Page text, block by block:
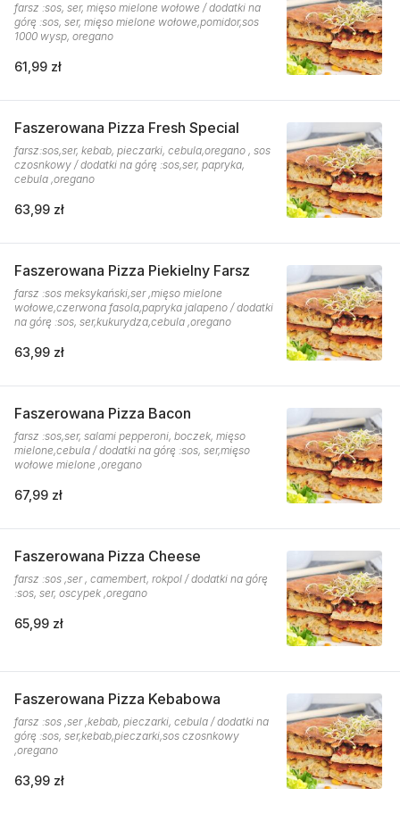
farsz :sos, ser, mięso mielone wołowe / dodatki na
górę :sos, ser, mięso mielone wołowe,pomidor,sos
1000 wysp, oregano
61,99 zł
Faszerowana Pizza Fresh Special
farsz:sos,ser, kebab, pieczarki, cebula,oregano , sos
czosnkowy / dodatki na górę :sos,ser, papryka,
cebula ,oregano
63,99 zł
Faszerowana Pizza Piekielny Farsz
farsz :sos meksykański,ser ,mięso mielone
wołowe,czerwona fasola,papryka jalapeno / dodatki
na górę :sos, ser,kukurydza,cebula ,oregano
63,99 zł
Faszerowana Pizza Bacon
farsz :sos,ser, salami pepperoni, boczek, mięso
mielone,cebula / dodatki na górę :sos, ser,mięso
wołowe mielone ,oregano
67,99 zł
Faszerowana Pizza Cheese
farsz :sos ,ser , camembert, rokpol / dodatki na górę
:sos, ser, oscypek ,oregano
65,99 zł
Faszerowana Pizza Kebabowa
farsz :sos ,ser ,kebab, pieczarki, cebula / dodatki na
górę :sos, ser,kebab,pieczarki,sos czosnkowy
,oregano
63,99 zł